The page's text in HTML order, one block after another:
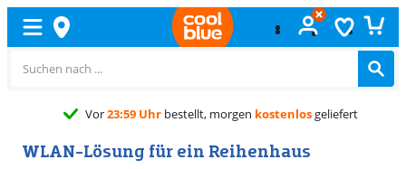
Vor23:59 Uhrbestellt, morgen kostenlosgeliefert
WLAN-Lösung für ein Reihenhaus